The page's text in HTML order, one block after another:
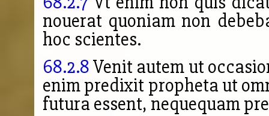
nouerat quoniam non
hoc scientes.
68.2.8Venit autem ut
enim predixit propheta ut
futura essent, nequequam